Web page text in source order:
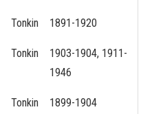
Tonkin 1891-1920
Tonkin
1903-1904, 1911-
1946
Tonkin 1899-1904